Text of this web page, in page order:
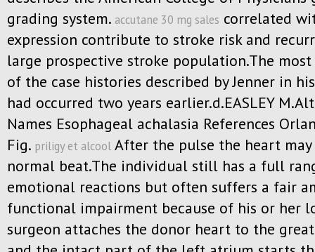
grading system. accutane 30 mg sales correlated
expression contribute to stroke risk and
large prospective stroke population.The
of the case histories described by Jenner in
had occurred two years earlier.d.EASLEY
Names Esophageal achalasia References
Fig. priligy et alcool After the pulse the heart
normal beat.The individual still has a full
emotional reactions but often suffers a fair
functional impairment because of his or her
surgeon attaches the donor heart to the